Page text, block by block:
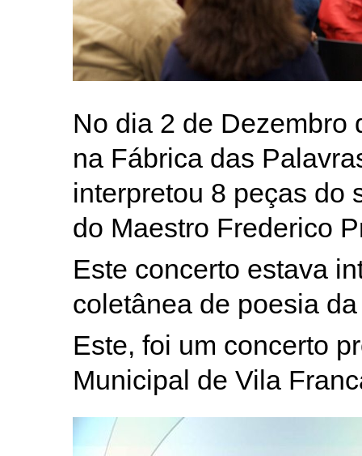
No dia 2 de Dezembro
na Fábrica das
interpretou 8 peças do
do Maestro Frederico
Este concerto estava
coletânea de poesia
Este, foi um concerto
Municipal de Vila